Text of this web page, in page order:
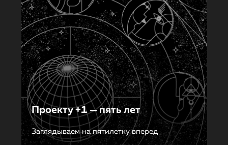
Проекту +1 — пять лет
Заглядываем на пятилетку вперед